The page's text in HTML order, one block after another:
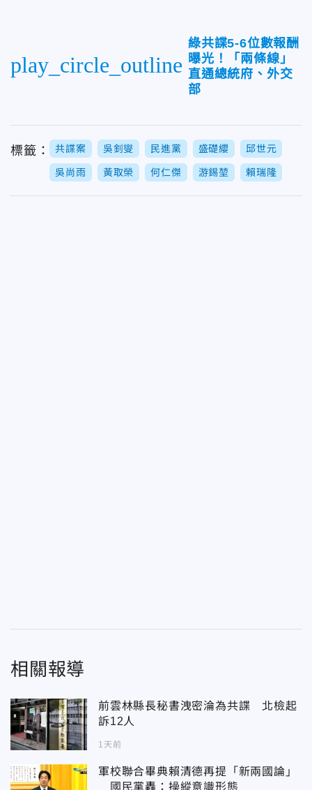
play_circle_outline
綠共諜5-6位數報酬
曝光！「兩條線」
直通總統府、外交
部
標籤： 共諜案 吳釗燮 民進黨 盛礎纓 邱世元
吳尚雨 黃取榮 何仁傑 游錫堃 賴瑞隆
相關報導
前雲林縣長秘書洩密淪為共諜 北檢起
訴12人
1天前
軍校聯合畢典賴清德再提「新兩國論」
國民黨轟：操縱意識形態